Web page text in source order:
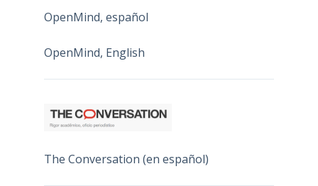
OpenMind, español
OpenMind, English
The Conversation (en español)